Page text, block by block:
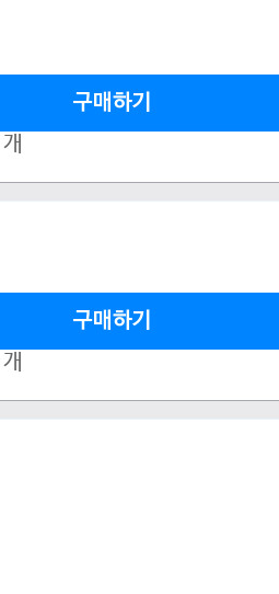
개
구매하기
개
구매하기